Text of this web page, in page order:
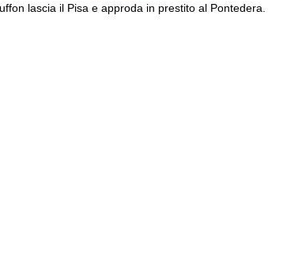
lascia il Pisa e approda in prestito al Pontedera.